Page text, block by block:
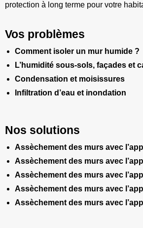
protection à long terme pour votre
Vos problèmes
Comment isoler un mur humide ?
L’humidité sous-sols, façades et
Condensation et moisissures
Infiltration d’eau et inondation
Nos solutions
Assèchement des murs avec
Assèchement des murs avec
Assèchement des murs avec
Assèchement des murs avec
Assèchement des murs avec